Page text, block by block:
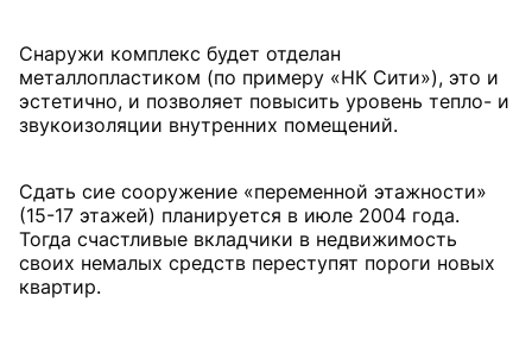
Снаружи комплекс будет отделан
металлопластиком (по примеру «НК Сити»), это и
эстетично, и позволяет повысить уровень тепло- и
звукоизоляции внутренних помещений.
Сдать сие сооружение «переменной этажности»
(15-17 этажей) планируется в июле 2004 года.
Тогда счастливые вкладчики в недвижимость
своих немалых средств переступят пороги новых
квартир.